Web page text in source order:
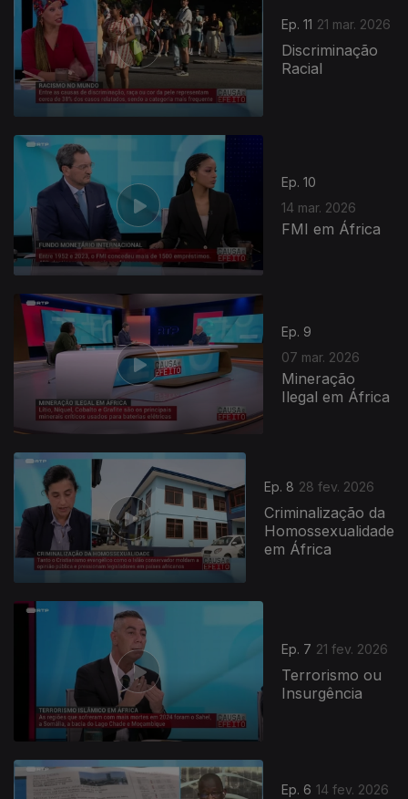
Ep. 11 21 mar. 2026
Discriminação
Racial
Ep. 10
14 mar. 2026
FMI em África
Ep. 9
07 mar. 2026
Mineração
Ilegal em África
Ep. 8 28 fev. 2026
Criminalização da
Homossexualidade
em África
Ep. 7 21 fev. 2026
Terrorismo ou
Insurgência
Ep. 6 14 fev. 2026
908920